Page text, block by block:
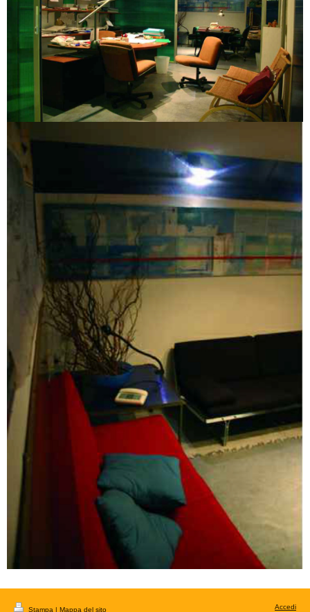
Stampa Mappa del sito Accedi